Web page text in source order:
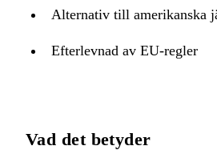
Alternativ till amerikanska
Efterlevnad av EU-regler
Vad det betyder